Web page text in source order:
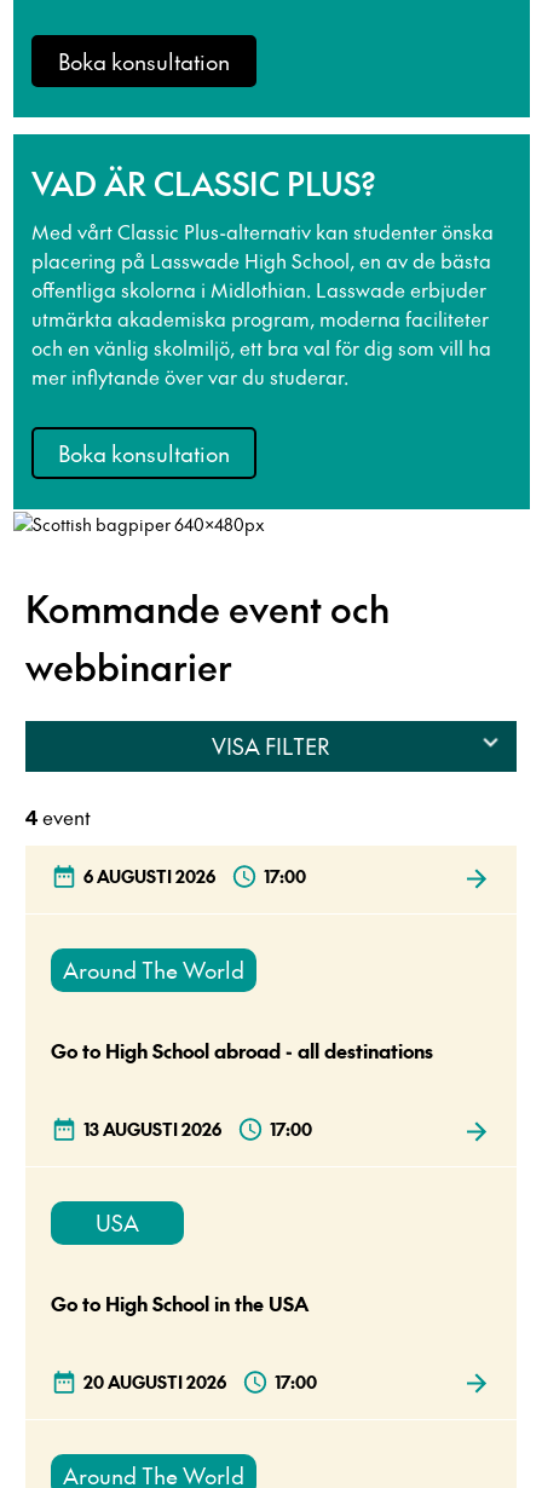
Boka konsultation
VAD ÄR CLASSIC PLUS?
Med vårt Classic Plus-alternativ kan studenter önska
placering på Lasswade High School, en av de bästa
offentliga skolorna i Midlothian. Lasswade erbjuder
utmärkta akademiska program, moderna faciliteter
och en vänlig skolmiljö, ett bra val för dig som vill ha
mer inflytande över var du studerar.
Boka konsultation
Kommande event och
webbinarier
VISA FILTER
4event
6 AUGUSTI 2026 17:00
Around The World
Go to High School abroad - all destinations
13 AUGUSTI 2026 17:00
USA
Go to High School in the USA
20 AUGUSTI 2026 17:00
Around The World